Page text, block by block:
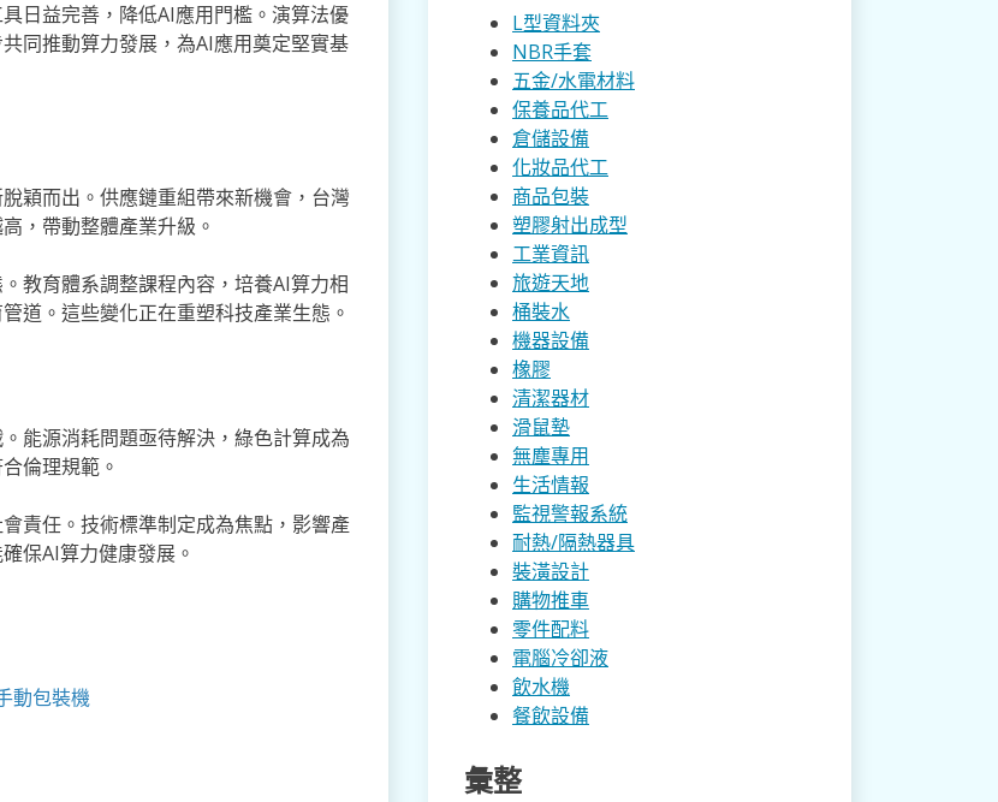
日益完善，降低AI應用門檻。演算法優
同推動算力發展，為AI應用奠定堅實基
穎而出。供應鏈重組帶來新機會，台灣
，帶動整體產業升級。
教育體系調整課程內容，培養AI算力相
道。這些變化正在重塑科技產業生態。
能源消耗問題亟待解決，綠色計算成為
倫理規範。
責任。技術標準制定成為焦點，影響產
保AI算力健康發展。
動包裝機
L型資料夾
NBR手套
五金/水電材料
保養品代工
倉儲設備
化妝品代工
商品包裝
塑膠射出成型
工業資訊
旅遊天地
桶裝水
機器設備
橡膠
清潔器材
滑鼠墊
無塵專用
生活情報
監視警報系統
耐熱/隔熱器具
裝潢設計
購物推車
零件配料
電腦冷卻液
飲水機
餐飲設備
彙整